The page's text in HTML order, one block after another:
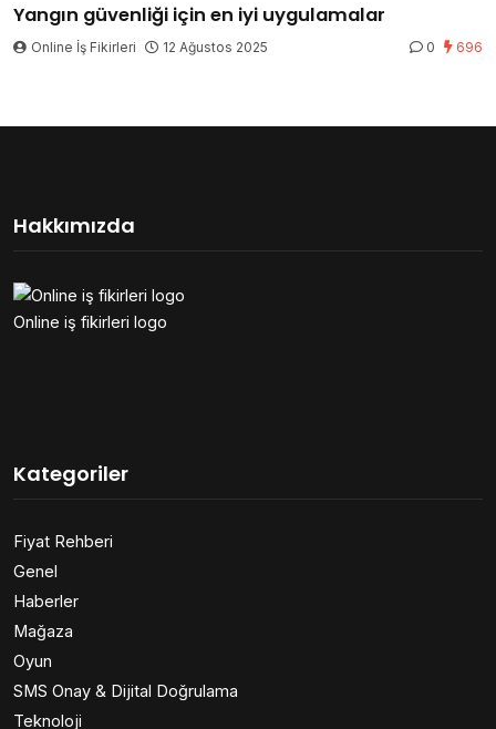
Yangın güvenliği için en iyi uygulamalar
Online İş Fikirleri 12 Ağustos 2025 0 696
Hakkımızda
Online iş fikirleri logo
Kategoriler
Fiyat Rehberi
Genel
Haberler
Mağaza
Oyun
SMS Onay & Dijital Doğrulama
Teknoloji